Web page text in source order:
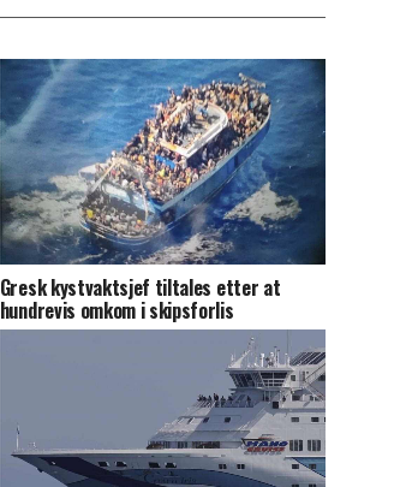
Gresk kystvaktsjef tiltales etter at
hundrevis omkom i skipsforlis